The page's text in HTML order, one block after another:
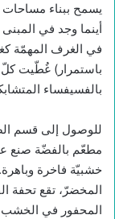
يسمح ببناء
أينما وجد في
في الغرف المهمّة
باستمرار) غُطّيت كلّ
بالفسيفساء
للوصول إلى قسم
خشبيّة فاخرة
المخضرّ، تقع تحفة
المحفور في الخشب